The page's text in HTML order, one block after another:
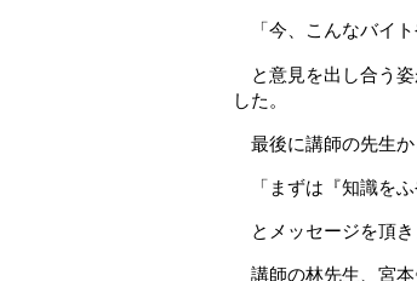
「今、こんなバイト
と意見を出し合う姿
した。
最後に講師の先生か
「まずは『知識をふ
とメッセージを頂き
講師の林先生、宮本